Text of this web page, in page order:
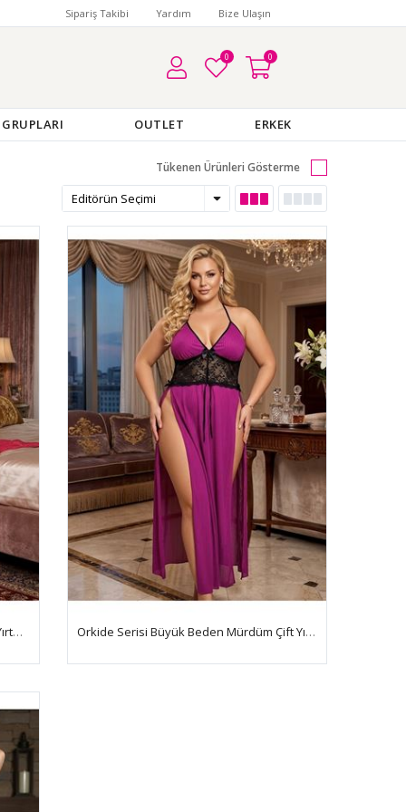
Sipariş Takibi Yardım Bize Ulaşın
0 0
OUTLET ERKEK
Tükenen Ürünleri Gösterme
Orkide Serisi Büyük Beden Fuşya Çift Yırtmaçlı Gecelik Orkide Serisi Büyük Beden Mürdüm Çift Yırtmaçlı Gecelik